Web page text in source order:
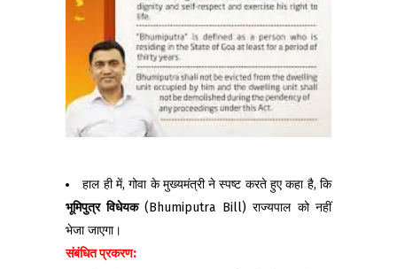
हाल ही में, गोवा के मुख्यमंत्री ने स्पष्ट करते हुए कहा है, कि
भूमिपुत्र विधेयक(Bhumiputra Bill) राज्यपाल को नहीं
भेजा जाएगा।
संबंधित प्रकरण: